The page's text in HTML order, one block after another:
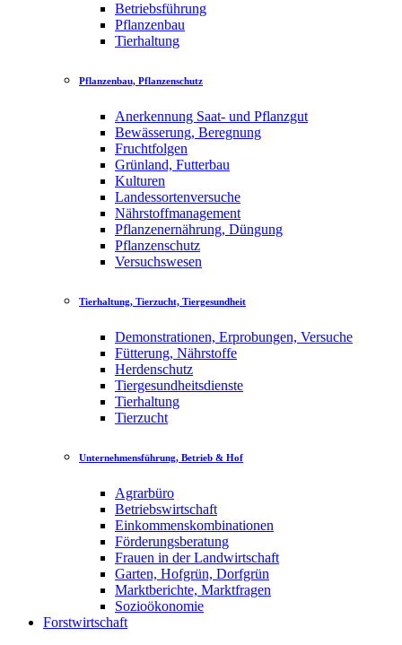
Betriebsführung
Pflanzenbau
Tierhaltung
Pflanzenbau, Pflanzenschutz
Anerkennung Saat- und Pflanzgut
Bewässerung, Beregnung
Fruchtfolgen
Grünland, Futterbau
Kulturen
Landessortenversuche
Nährstoffmanagement
Pflanzenernährung, Düngung
Pflanzenschutz
Versuchswesen
Tierhaltung, Tierzucht, Tiergesundheit
Demonstrationen, Erprobungen, Versuche
Fütterung, Nährstoffe
Herdenschutz
Tiergesundheitsdienste
Tierhaltung
Tierzucht
Unternehmensführung, Betrieb & Hof
Agrarbüro
Betriebswirtschaft
Einkommenskombinationen
Förderungsberatung
Frauen in der Landwirtschaft
Garten, Hofgrün, Dorfgrün
Marktberichte, Marktfragen
Sozioökonomie
Forstwirtschaft